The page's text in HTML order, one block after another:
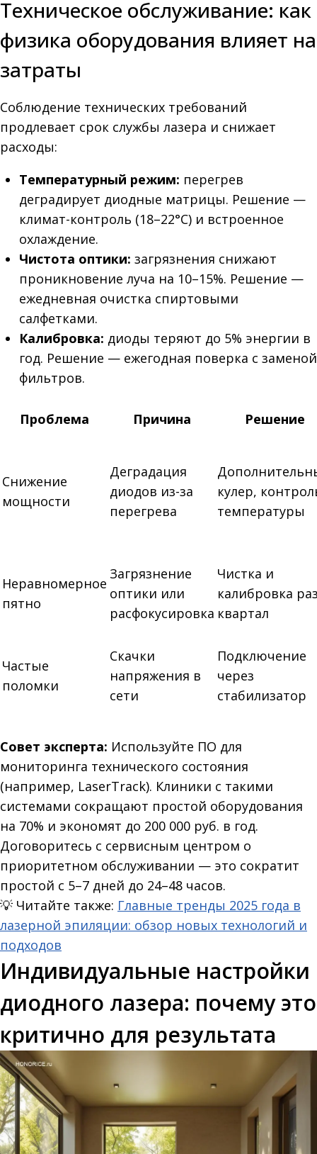
Техническое обслуживание: как
физика оборудования влияет на
затраты
Соблюдение технических требований
продлевает срок службы лазера и снижает
расходы:
Температурный режим: перегрев
деградирует диодные матрицы. Решение —
климат-контроль (18–22°C) и встроенное
охлаждение.
Чистота оптики: загрязнения снижают
проникновение луча на 10–15%. Решение —
ежедневная очистка спиртовыми
салфетками.
Калибровка: диоды теряют до 5% энергии в
год. Решение — ежегодная поверка с заменой
фильтров.
Проблема Причина Решение
Снижение
мощности
Деградация
диодов из-за
перегрева
кулер,
температуры
Неравномерное
пятно
Загрязнение
оптики или
расфокусировка
Чистка и
калибровка
квартал
Частые
поломки
Скачки
напряжения в
сети
Подключение
через
стабилизатор
Совет эксперта: Используйте ПО для
мониторинга технического состояния
(например, LaserTrack). Клиники с такими
системами сокращают простой оборудования
на 70% и экономят до 200 000 руб. в год.
Договоритесь с сервисным центром о
приоритетном обслуживании — это сократит
простой с 5–7 дней до 24–48 часов.
💡 Читайте также: Главные тренды 2025 года в
лазерной эпиляции: обзор новых технологий и
подходов
Индивидуальные настройки
диодного лазера: почему это
критично для результата